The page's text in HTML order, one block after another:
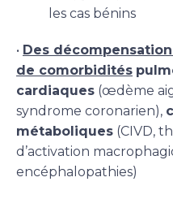
les cas bénins
• Des
de comorbidités
cardiaques (œdème
syndrome coronarien),
métaboliques (CIVD,
d’activation
encéphalopathies)